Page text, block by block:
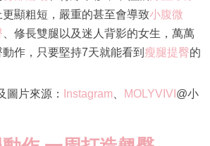
更顯粗短，嚴重的甚至會導致小腹微
、修長雙腿以及迷人背影的女生，萬萬
作，只要堅持7天就能看到 瘦腿提臀的
圖片來源：
Instagram MOLYVIVI @小